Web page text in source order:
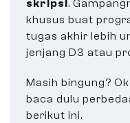
skripsi.
khusus buat
tugas akhir lebih
jenjang D3 atau
Masih bingung?
baca dulu
berikut ini.